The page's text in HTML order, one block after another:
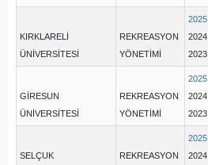
KIRKLARELİ
ÜNİVERSİTESİ
REKREASYON
YÖNETİMİ
2025
2024
2023
GİRESUN
ÜNİVERSİTESİ
REKREASYON
YÖNETİMİ
2025
2024
2023
SELÇUK
REKREASYON
2025
2024